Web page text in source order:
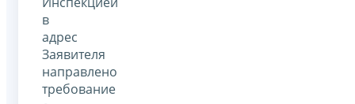
в
адрес
Заявителя
направлено
требование